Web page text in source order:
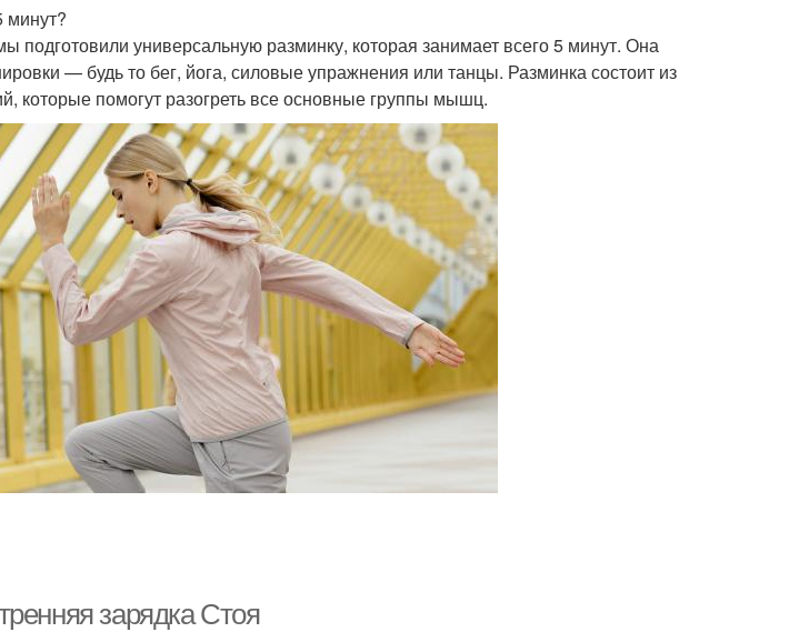
минут?
подготовили универсальную разминку, которая занимает всего 5 минут. Она
— будь то бег, йога, силовые упражнения или танцы. Разминка состоит из
которые помогут разогреть все основные группы мышц.
зарядка Стоя